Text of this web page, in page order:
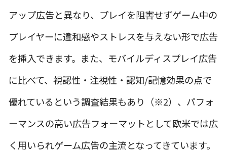
アップ広告と異なり、プレイを阻害せずゲーム中の
プレイヤーに違和感やストレスを与えない形で広告
を挿入できます。また、モバイルディスプレイ広告
に比べて、視認性・注視性・認知/記憶効果の点で
優れているという調査結果もあり（※2）、パフォ
ーマンスの高い広告フォーマットとして欧米では広
く用いられゲーム広告の主流となってきています。